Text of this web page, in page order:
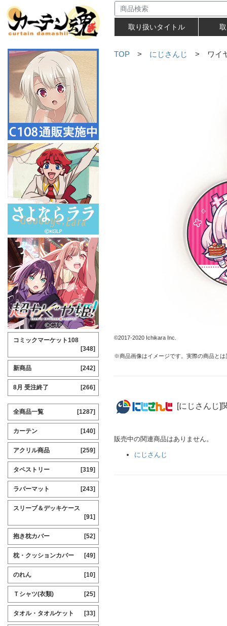
取り扱いタイトル
TOP > にじさんじ > ワイヤ
©2017-2020 Ichikara Inc.
※商品画像はイメージです。実際の商品と
[にじさんじ]
販売中の関連商品はありません。
にじさんじ
コミックマーケット108
[348]
新商品 [242]
8月 受注終了 [266]
全商品一覧 [1287]
カーテン [140]
アクリル商品 [259]
タペストリー [319]
ラバーマット [243]
スリーブ＆デッキケース
[91]
抱き枕カバー [52]
枕・クッションカバー [49]
のれん [10]
Ｔシャツ(衣類) [25]
タオル・タオルケット [33]